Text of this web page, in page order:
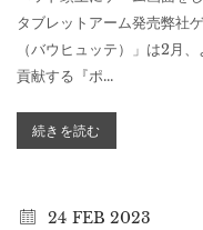
タブレットアーム発売弊社
（バウヒュッテ）」は2月
貢献する『ポ...
続きを読む
24 FEB 2023